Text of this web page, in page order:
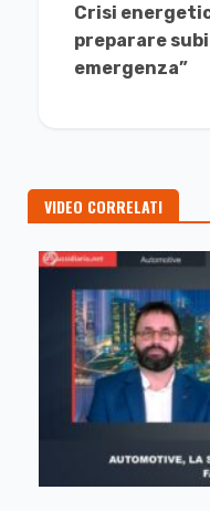
Crisi
preparare
emergenza”
VIDEO CORRELATI